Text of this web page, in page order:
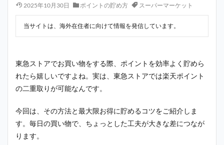
2025年10月30日 ポイントの貯め方 スーパーマーケット
当サイトは、海外在住者に向けて情報を発信しています。
東急ストアでお買い物をする際、ポイントを効率よく貯めら
れたら嬉しいですよね。実は、東急ストアでは楽天ポイント
の二重取りが可能なんです。
今回は、その方法と最大限お得に貯めるコツをご紹介しま
す。毎日の買い物で、ちょっとした工夫が大きな差につなが
ります。